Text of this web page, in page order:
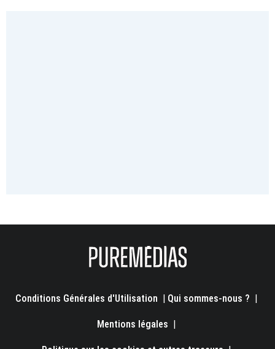
Conditions Générales d'Utilisation | Qui sommes-nous ? |
Mentions légales |